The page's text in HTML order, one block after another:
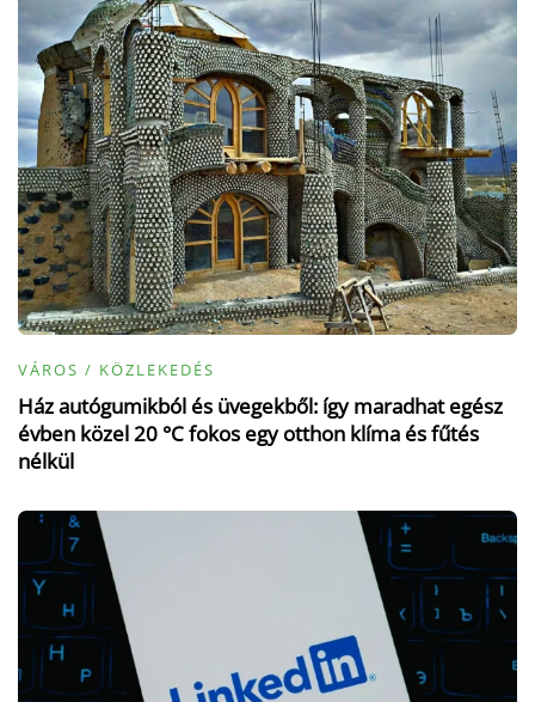
VÁROS / KÖZLEKEDÉS
Ház autógumikból és üvegekből: így maradhat egész
évben közel 20 °C fokos egy otthon klíma és fűtés
nélkül